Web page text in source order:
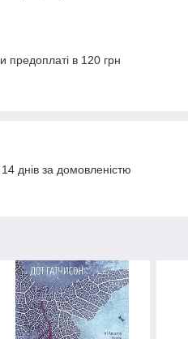
предоплаті в 120 грн
днів за домовленістю